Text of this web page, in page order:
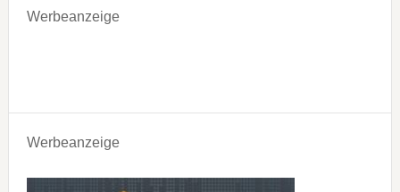
Werbeanzeige
Werbeanzeige